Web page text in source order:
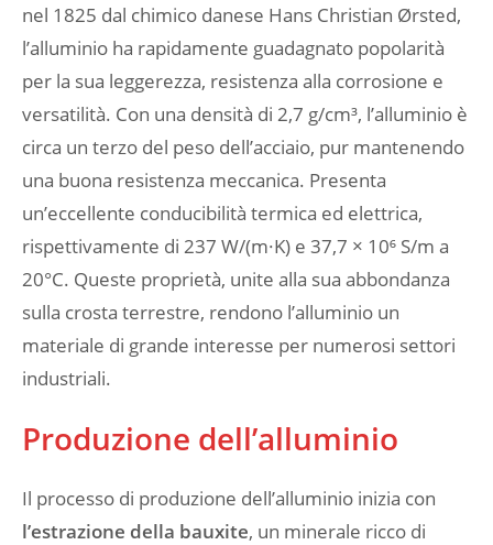
nel 1825 dal chimico danese Hans Christian Ørsted,
l’alluminio ha rapidamente guadagnato popolarità
per la sua leggerezza, resistenza alla corrosione e
versatilità. Con una densità di 2,7 g/cm³, l’alluminio è
circa un terzo del peso dell’acciaio, pur mantenendo
una buona resistenza meccanica. Presenta
un’eccellente conducibilità termica ed elettrica,
rispettivamente di 237 W/(m·K) e 37,7 × 10⁶ S/m a
20°C. Queste proprietà, unite alla sua abbondanza
sulla crosta terrestre, rendono l’alluminio un
materiale di grande interesse per numerosi settori
industriali.
Produzione dell’alluminio
Il processo di produzione dell’alluminio inizia con
l’estrazione della bauxite, un minerale ricco di